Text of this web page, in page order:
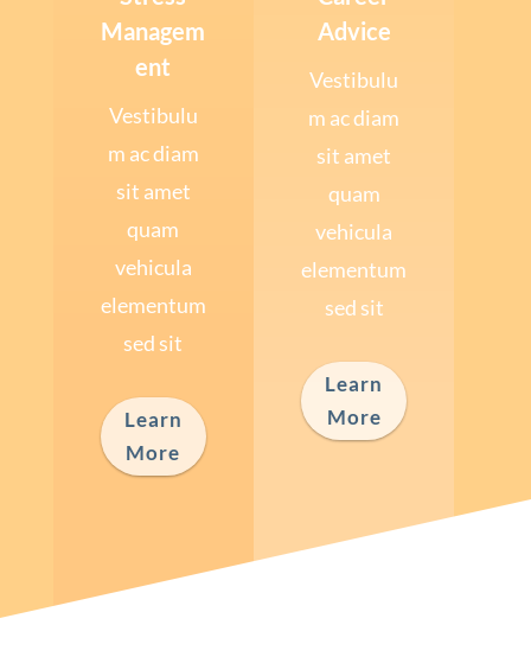
Managem
ent
Vestibulu
m ac diam
sit amet
quam
vehicula
elementum
sed sit
Learn
More
Advice
Vestibulu
m ac diam
sit amet
quam
vehicula
elementum
sed sit
Learn
More